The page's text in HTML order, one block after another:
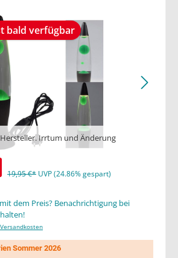
bald verfügbar
Irrtum und Änderung
19,95 €* UVP (24.86% gespart)
dem Preis? Benachrichtigung bei
Sommer 2026